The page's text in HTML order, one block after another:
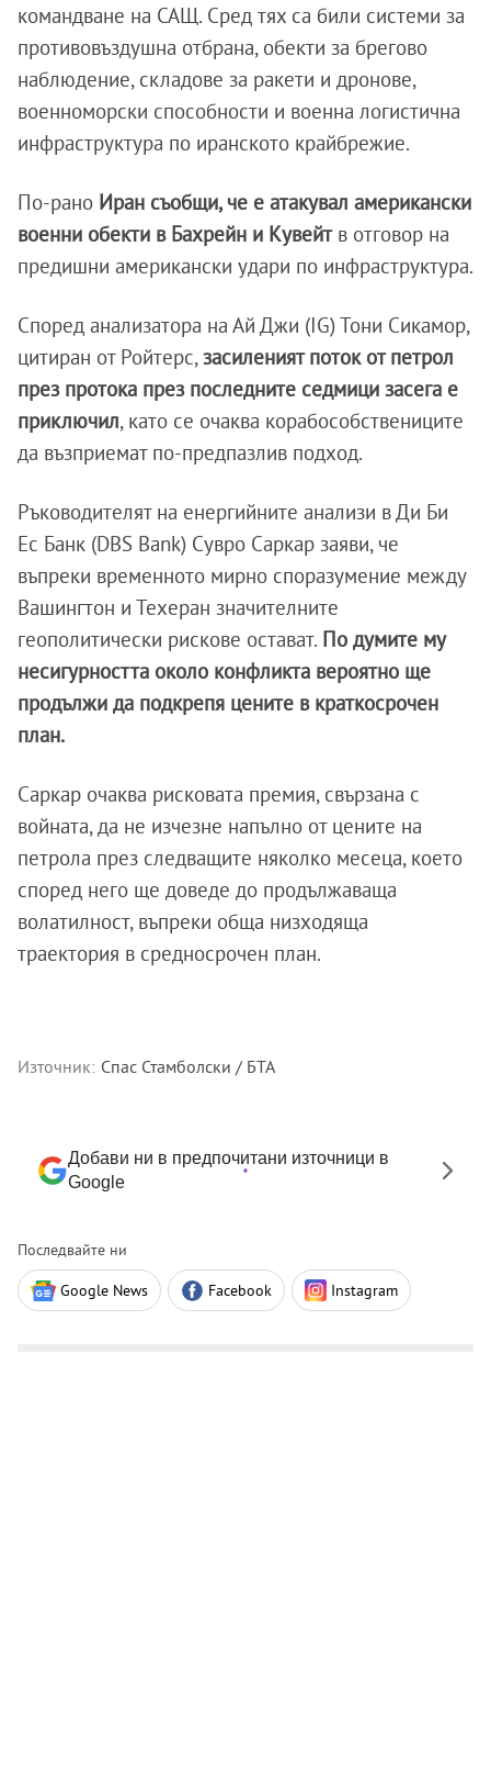
командване на САЩ. Сред тях са били системи за
противовъздушна отбрана, обекти за брегово
наблюдение, складове за ракети и дронове,
военноморски способности и военна логистична
инфраструктура по иранското крайбрежие.
По-рано Иран съобщи, че е атакувал американски
военни обекти в Бахрейн и Кувейтв отговор на
предишни американски удари по инфраструктура.
Според анализатора на Ай Джи (IG) Тони Сикамор,
цитиран от Ройтерс, засиленият поток от петрол
през протока през последните седмици засега е
приключил, като се очаква корабособствениците
да възприемат по-предпазлив подход.
Ръководителят на енергийните анализи в Ди Би
Ес Банк (DBS Bank) Сувро Саркар заяви, че
въпреки временното мирно споразумение между
Вашингтон и Техеран значителните
геополитически рискове остават. По думите му
несигурността около конфликта вероятно ще
продължи да подкрепя цените в краткосрочен
план.
Саркар очаква рисковата премия, свързана с
войната, да не изчезне напълно от цените на
петрола през следващите няколко месеца, което
според него ще доведе до продължаваща
волатилност, въпреки обща низходяща
траектория в средносрочен план.
Източник: Спас Стамболски / БТА
Добави ни в предпочитани източници в
Google
Последвайте ни
Google News Facebook Instagram